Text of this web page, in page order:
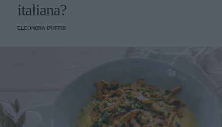
italiana?
ELEONORA D'UFFIZI